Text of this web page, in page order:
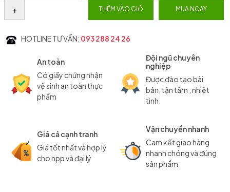
+ THÊM VÀO GIỎ MUA NGAY
HOTLINE TƯ VẤN: 093 288 24 26
An toàn
Có giấy chứng nhận
vệ sinh an toàn thực
phẩm
Đội ngũ chuyên
nghiệp
Được đào tạo bài
bản, tận tâm , nhiệt
tình.
Giá cả cạnh tranh
Giá tốt nhất và hợp lý
cho npp và đại lý
Vận chuyển nhanh
Cam kết giao hàng
nhanh chóng và đúng
sản phẩm